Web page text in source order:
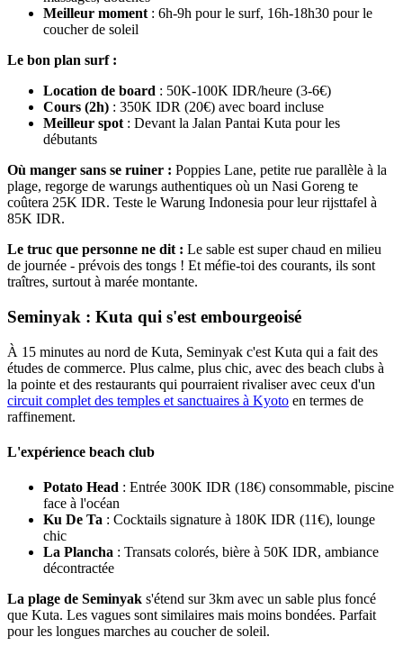
Meilleur moment : 6h-9h pour le surf, 16h-18h30 pour le
coucher de soleil
Le bon plan surf :
Location de board : 50K-100K IDR/heure (3-6€)
Cours (2h) : 350K IDR (20€) avec board incluse
Meilleur spot : Devant la Jalan Pantai Kuta pour les
débutants
Où manger sans se ruiner : Poppies Lane, petite rue parallèle à la
plage, regorge de warungs authentiques où un Nasi Goreng te
coûtera 25K IDR. Teste le Warung Indonesia pour leur rijsttafel à
85K IDR.
Le truc que personne ne dit : Le sable est super chaud en milieu
de journée - prévois des tongs ! Et méfie-toi des courants, ils sont
traîtres, surtout à marée montante.
Seminyak : Kuta qui s'est embourgeoisé
À 15 minutes au nord de Kuta, Seminyak c'est Kuta qui a fait des
études de commerce. Plus calme, plus chic, avec des beach clubs à
la pointe et des restaurants qui pourraient rivaliser avec ceux d'un
circuit complet des temples et sanctuaires à Kyoto en termes de
raffinement.
L'expérience beach club
Potato Head : Entrée 300K IDR (18€) consommable, piscine
face à l'océan
Ku De Ta : Cocktails signature à 180K IDR (11€), lounge
chic
La Plancha : Transats colorés, bière à 50K IDR, ambiance
décontractée
La plage de Seminyak s'étend sur 3km avec un sable plus foncé
que Kuta. Les vagues sont similaires mais moins bondées. Parfait
pour les longues marches au coucher de soleil.